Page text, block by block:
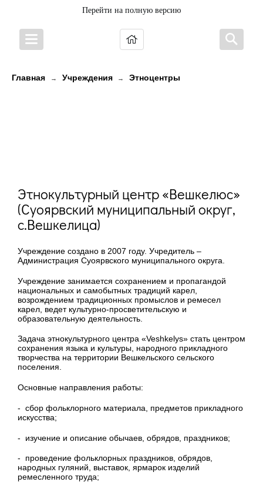
Перейти на полную версию
Главная → Учреждения → Этноцентры
Этнокультурный центр «Вешкелюс»
(Суоярвский муниципальный округ,
с.Вешкелица)
Учреждение создано в 2007 году. Учредитель –
Администрация Суоярвского муниципального округа.
Учреждение занимается сохранением и пропагандой
национальных и самобытных традиций карел,
возрождением традиционных промыслов и ремесел
карел, ведет культурно-просветительскую и
образовательную деятельность.
Задача этнокультурного центра «Veshkelys» стать центром
сохранения языка и культуры, народного прикладного
творчества на территории Вешкельского сельского
поселения.
Основные направления работы:
- сбор фольклорного материала, предметов прикладного
искусства;
- изучение и описание обычаев, обрядов, праздников;
- проведение фольклорных праздников, обрядов,
народных гуляний, выставок, ярмарок изделий
ремесленного труда;